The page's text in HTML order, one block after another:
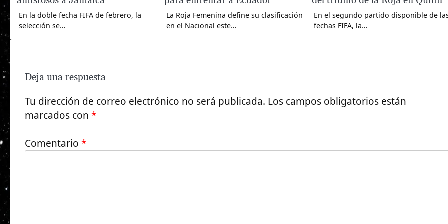
En la doble fecha FIFA de febrero, la
selección se…
La Roja Femenina define su clasificación
en el Nacional este…
En el segundo partido disponible de
fechas FIFA, la…
Deja una respuesta
Tu dirección de correo electrónico no será publicada. Los campos obligatorios están
marcados con *
Comentario *